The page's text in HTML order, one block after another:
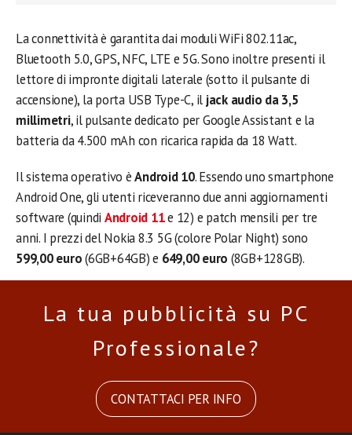
La connettività è garantita dai moduli WiFi 802.11ac,
Bluetooth 5.0, GPS, NFC, LTE e 5G. Sono inoltre presenti il
lettore di impronte digitali laterale (sotto il pulsante di
accensione), la porta USB Type-C, il jack audio da 3,5
millimetri, il pulsante dedicato per Google Assistant e la
batteria da 4.500 mAh con ricarica rapida da 18 Watt.
Il sistema operativo èAndroid 10. Essendo uno smartphone
Android One, gli utenti riceveranno due anni aggiornamenti
software (quindi Android 11e 12) e patch mensili per tre
anni. I prezzi del Nokia 8.3 5G (colore Polar Night) sono
599,00 euro(6GB+64GB) e 649,00 euro (8GB+128GB).
La tua pubblicità su PC
Professionale?
CONTATTACI PER INFO